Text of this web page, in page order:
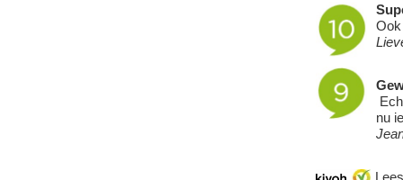
nu
Lees